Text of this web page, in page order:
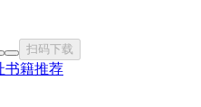
扫码下载
书籍推荐